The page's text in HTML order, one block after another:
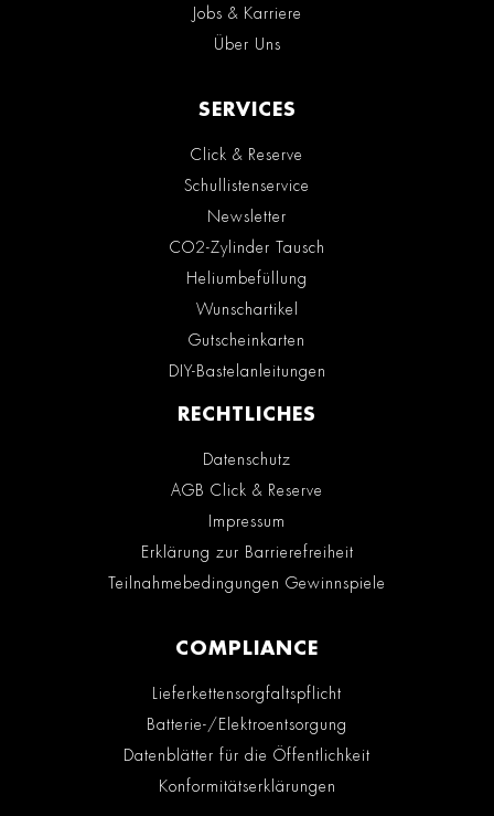
Jobs & Karriere
Über Uns
SERVICES
Click & Reserve
Schullistenservice
Newsletter
CO2-Zylinder Tausch
Heliumbefüllung
Wunschartikel
Gutscheinkarten
DIY-Bastelanleitungen
RECHTLICHES
Datenschutz
AGB Click & Reserve
Impressum
Erklärung zur Barrierefreiheit
Teilnahmebedingungen Gewinnspiele
COMPLIANCE
Lieferkettensorgfaltspflicht
Batterie-/Elektroentsorgung
Datenblätter für die Öffentlichkeit
Konformitätserklärungen